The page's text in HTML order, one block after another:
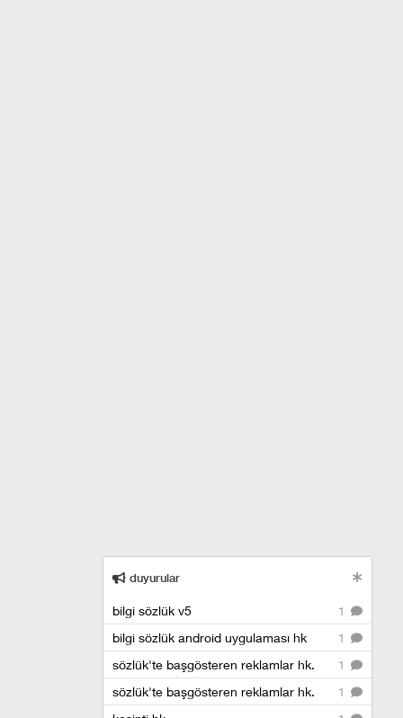
duyurular
1
bilgi sözlük v5
1
bilgi sözlük android uygulaması hk
1
sözlük'te başgösteren reklamlar hk.
1
sözlük'te başgösteren reklamlar hk.